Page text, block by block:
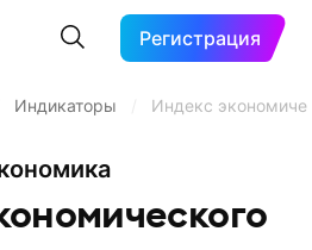
Регистрация
Индикаторы Индекс